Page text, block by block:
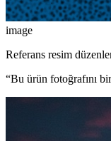
image
Referans resim
“Bu ürün fotoğrafını